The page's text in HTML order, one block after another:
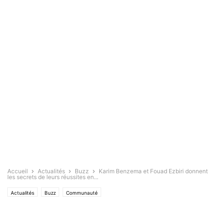
Accueil Actualités Buzz
Karim Benzema et Fouad Ezbiri donnent
les secrets de leurs réussites en...
Actualités Buzz Communauté